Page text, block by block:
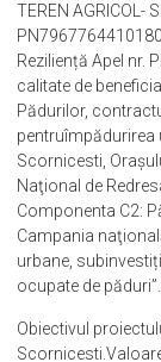
TEREN AGRICOL-
Reziliență Apel nr.
calitate de
Pădurilor,
pentruîmpădurirea
Scornicesti,
Naţional de
Componenta C2:
Campania
urbane,
ocupate de păduri”.
Obiectivul